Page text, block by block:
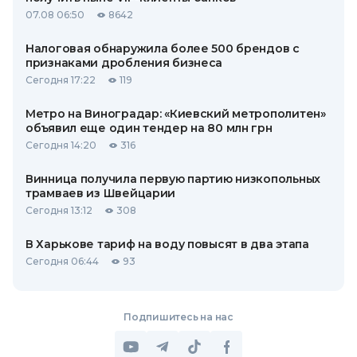
07.08 06:50 8642
Налоговая обнаружила более 500 брендов с
признаками дробления бизнеса
Сегодня 17:22 119
Метро на Виноградар: «Киевский метрополитен»
объявил еще один тендер на 80 млн грн
Сегодня 14:20 316
Винница получила первую партию низкопольных
трамваев из Швейцарии
Сегодня 13:12 308
В Харькове тариф на воду повысят в два этапа
Сегодня 06:44 93
Подпишитесь на нас